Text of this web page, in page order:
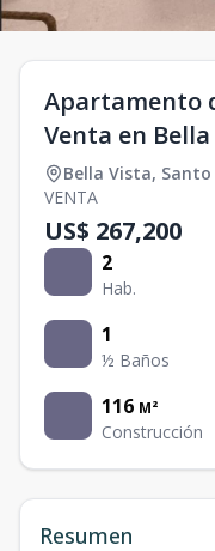
Apartamento
Venta en
Bella Vista, Santo
VENTA
US$ 267,200
2
Hab.
1
½ Baños
116 M²
Construcción
Resumen